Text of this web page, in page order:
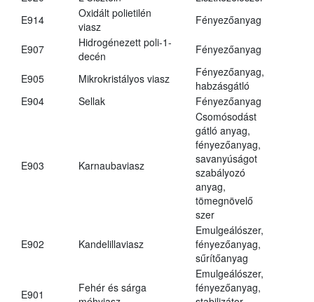
E914
Oxidált polietilén
viasz
Fényezőanyag
E907
Hidrogénezett poli-1-
decén
Fényezőanyag
E905 Mikrokristályos viasz
Fényezőanyag,
habzásgátló
E904
Sellak Fényezőanyag
E903 Karnaubaviasz
Csomósodást
gátló anyag,
fényezőanyag,
savanyúságot
szabályozó
anyag,
tömegnövelő
szer
E902 Kandelillaviasz
Emulgeálószer,
fényezőanyag,
sűrítőanyag
E901
Fehér és sárga
Emulgeálószer,
fényezőanyag,